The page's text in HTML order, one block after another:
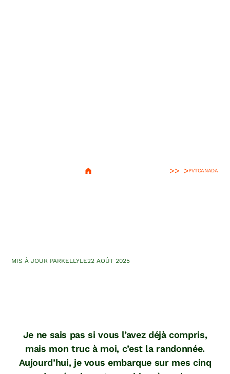
> PVTCANADA
MIS À JOUR PARKELLYLE22 AOÛT 2025
Je ne sais pas si vous l’avez déjà compris,
mais mon truc à moi, c’est la randonnée.
Aujourd’hui, je vous embarque sur mes cinq